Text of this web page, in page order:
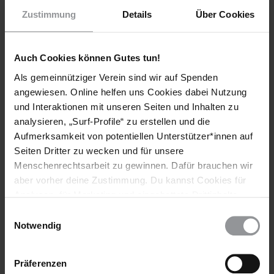
Zustimmung Details Über Cookies
Auch Cookies können Gutes tun!
Als gemeinnütziger Verein sind wir auf Spenden
angewiesen. Online helfen uns Cookies dabei Nutzung
und Interaktionen mit unseren Seiten und Inhalten zu
analysieren, „Surf-Profile“ zu erstellen und die
Aufmerksamkeit von potentiellen Unterstützer*innen auf
Seiten Dritter zu wecken und für unsere
Menschenrechtsarbeit zu gewinnen. Dafür brauchen wir
aber vorher deine Zustimmung. Du kannst Cookies für
wieder ändern. Diesen Banner kannst Du über den Link
Notwendig
Präferenzen
Briefe gegen das Vergessen im Juni 2018
Diese Aktion ist beendet. Hier geht es zu aktuellen
Briefen gegen das Vergessen. Handle sofort!
Appell an
Lic. Rolando Rodrigo Zapata Bello
Palacio de Gobierno, Calle 61 x 60 y 62